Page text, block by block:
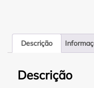
Descrição
Descrição